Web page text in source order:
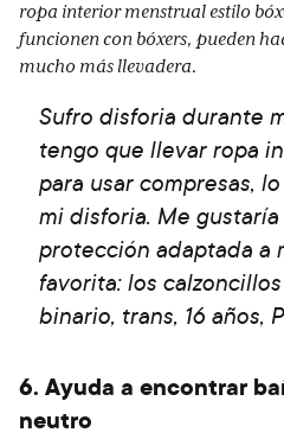
ropa interior menstrual estilo
funcionen con bóxers, pueden
mucho más llevadera.
Sufro disforia durante
tengo que llevar ropa
para usar compresas,
mi disforia. Me
protección adaptada a
favorita: los
binario, trans, 16 años,
6. Ayuda a encontrar
neutro